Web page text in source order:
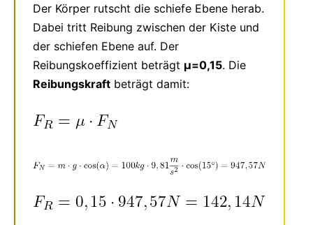
Der Körper rutscht die schiefe Ebene herab.
Dabei tritt Reibung zwischen der Kiste und
der schiefen Ebene auf. Der
Reibungskoeffizient beträgt μ=0,15. Die
Reibungskraft beträgt damit: